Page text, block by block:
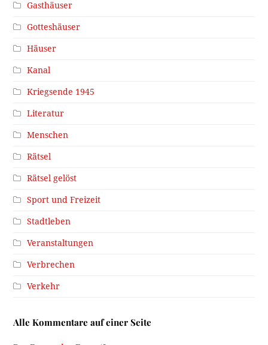
Gasthäuser
Gotteshäuser
Häuser
Kanal
Kriegsende 1945
Literatur
Menschen
Rätsel
Rätsel gelöst
Sport und Freizeit
Stadtleben
Veranstaltungen
Verbrechen
Verkehr
Alle Kommentare auf einer Seite